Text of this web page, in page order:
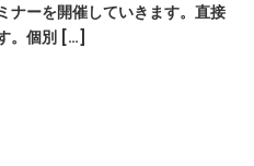
ナーを開催していきます。直接
。個別 […]